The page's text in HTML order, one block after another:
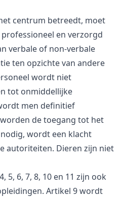
centrum betreedt, moet
en verzorgd
verbale of non-verbale
ten opzichte van andere
wordt niet
tot onmiddellijke
men definitief
de toegang tot het
wordt een klacht
autoriteiten. Dieren zijn niet
5, 6, 7, 8, 10 en 11 zijn ook
Artikel 9 wordt